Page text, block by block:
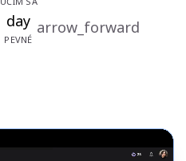
day
PEVNÉ
arrow_forward